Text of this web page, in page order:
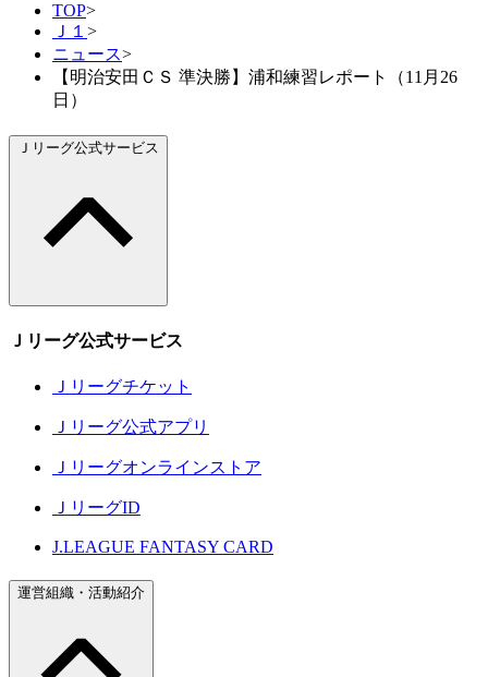
TOP>
Ｊ１ >
ニュース>
【明治安田ＣＳ 準決勝】浦和練習レポート（11月26
日）
Ｊリーグ公式サービス
Ｊリーグ公式サービス
Ｊリーグチケット
Ｊリーグ公式アプリ
Ｊリーグオンラインストア
ＪリーグID
J.LEAGUE FANTASY CARD
運営組織・活動紹介